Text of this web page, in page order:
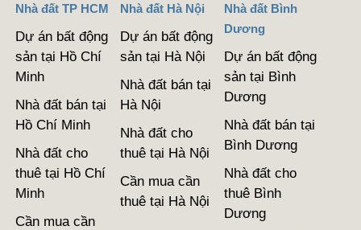
Nhà đất TP HCM
Dự án bất động
sản tại Hồ Chí
Minh
Nhà đất bán tại
Hồ Chí Minh
Nhà đất cho
thuê tại Hồ Chí
Minh
Cần mua cần
Nhà đất Hà Nội
Dự án bất động
sản tại Hà Nội
Nhà đất bán tại
Hà Nội
Nhà đất cho
thuê tại Hà Nội
Cần mua cần
thuê tại Hà Nội
Nhà đất Bình
Dương
Dự án bất động
sản tại Bình
Dương
Nhà đất bán tại
Bình Dương
Nhà đất cho
thuê Bình
Dương